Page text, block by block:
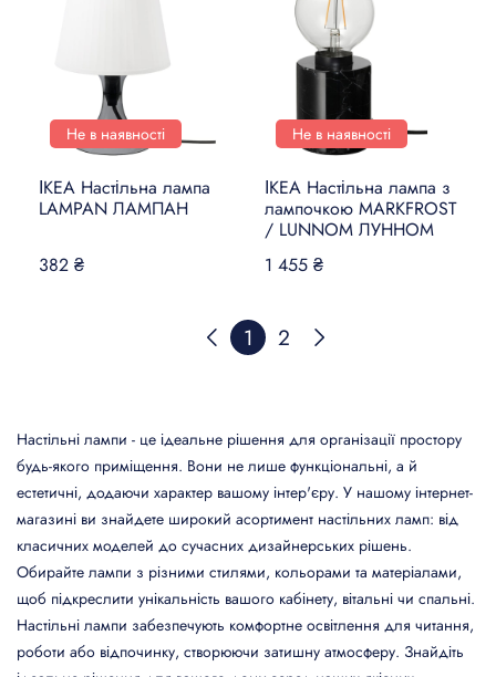
Не в наявності
ІКЕА Настільна лампа
LAMPAN ЛАМПАН
382 ₴
Не в наявності
ІКЕА Настільна лампа з
лампочкою MARKFROST
/ LUNNOM ЛУННОМ
1 455 ₴
1 2
Настільні лампи - це ідеальне рішення для організації простору
будь-якого приміщення. Вони не лише функціональні, а й
естетичні, додаючи характер вашому інтер'єру. У нашому інтернет-
магазині ви знайдете широкий асортимент настільних ламп: від
класичних моделей до сучасних дизайнерських рішень.
Обирайте лампи з різними стилями, кольорами та матеріалами,
щоб підкреслити унікальність вашого кабінету, вітальні чи спальні.
Настільні лампи забезпечують комфортне освітлення для читання,
роботи або відпочинку, створюючи затишну атмосферу. Знайдіть